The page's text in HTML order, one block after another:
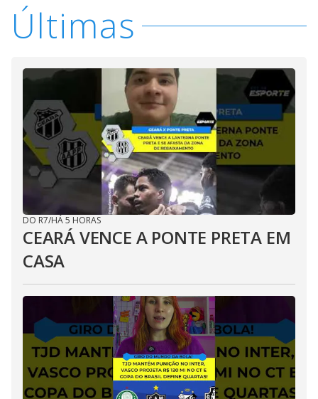
Últimas
DO R7/HÁ 5 HORAS
CEARÁ VENCE A PONTE PRETA EM
CASA